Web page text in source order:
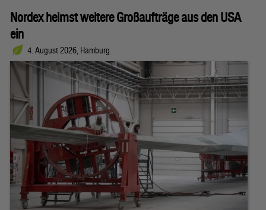
Nordex heimst weitere Großaufträge aus den USA
ein
4. August 2026, Hamburg